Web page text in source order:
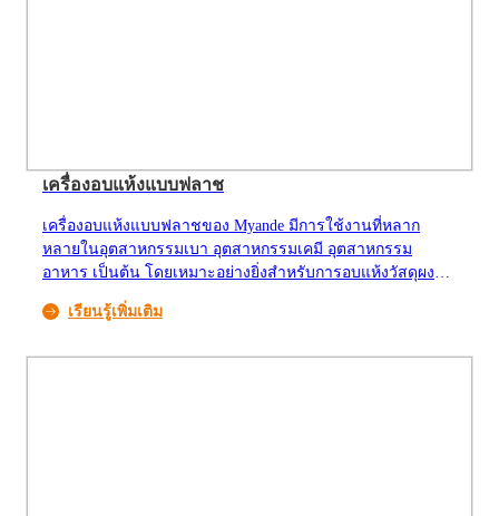
เครื่องอบแห้งแบบฟลาช
เครื่องอบแห้งแบบฟลาชของ Myande มีการใช้งานที่หลาก
หลายในอุตสาหกรรมเบา อุตสาหกรรมเคมี อุตสาหกรรม
อาหาร เป็นต้น โดยเหมาะอย่างยิ่งสำหรับการอบแห้งวัสดุผง
แคลเซียมคาร์บอเนต ไดอะตอมไมต์ เรซิน สี กลูโคส ขี้เลื่อย
เรียนรู้เพิ่มเติม